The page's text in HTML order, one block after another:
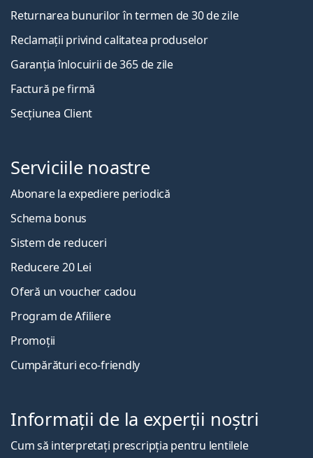
Returnarea bunurilor în termen de 30 de zile
Reclamații privind calitatea produselor
Garanția înlocuirii de 365 de zile
Factură pe firmă
Secțiunea Client
Serviciile noastre
Abonare la expediere periodică
Schema bonus
Sistem de reduceri
Reducere 20 Lei
Oferă un voucher cadou
Program de Afiliere
Promoții
Cumpărături eco-friendly
Informații de la experții noștri
Cum să interpretați prescripția pentru lentilele